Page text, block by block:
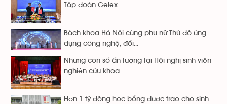
Tập đoàn Gelex
Bách khoa Hà Nội cùng phụ nữ Thủ đô ứng
dụng công nghệ, đổi...
Những con số ấn tượng tại Hội nghị sinh viên
nghiên cứu khoa...
Hơn 1 tỷ đồng học bổng được trao cho sinh